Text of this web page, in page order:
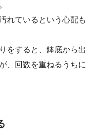
れているという心配も
をすると、鉢底から出
、回数を重ねるうちに